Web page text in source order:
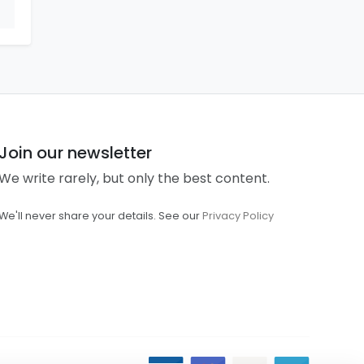
Join our newsletter
write rarely, but only the best content.
never share your details. See ourPrivacy Policy